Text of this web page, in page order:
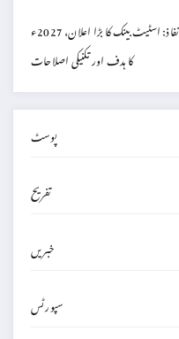
پاکستان میں سود سے پاک اسلامی مالیاتی نظام کا نفاذ: اسٹیٹ بینک کا بڑا اعلان، 2027ء
کا ہدف اور تکنیکی اصلاحات
پوسٹ
تفریح
خبریں
سپورٹس